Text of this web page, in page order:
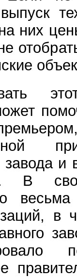
них
завода и
В
в